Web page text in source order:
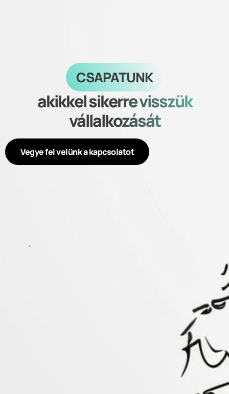
CSAPATUNK
akikkel sikerre visszük
vállalkozását
Vegye fel velünk a kapcsolatot